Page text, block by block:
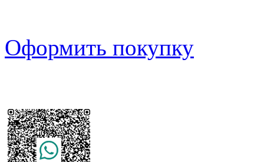
Оформить покупку